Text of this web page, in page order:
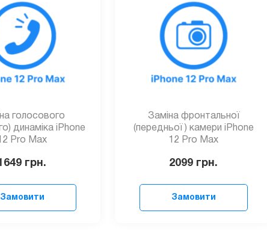
голосового
динаміка iPhone
12 Pro Max
грн.
Замовити
Заміна фронтальної
(передньої ) камери iPhone
12 Pro Max
2099 грн.
Замовити